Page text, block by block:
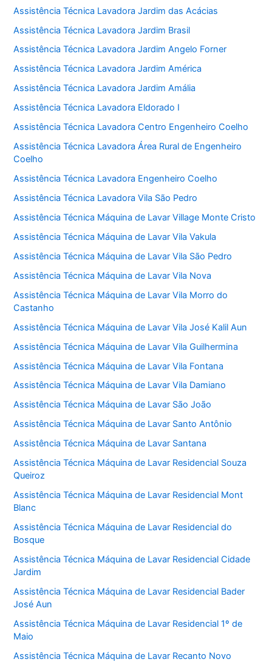
Assistência Técnica Lavadora Jardim das Acácias
Assistência Técnica Lavadora Jardim Brasil
Assistência Técnica Lavadora Jardim Angelo Forner
Assistência Técnica Lavadora Jardim América
Assistência Técnica Lavadora Jardim Amália
Assistência Técnica Lavadora Eldorado I
Assistência Técnica Lavadora Centro Engenheiro Coelho
Assistência Técnica Lavadora Área Rural de Engenheiro
Coelho
Assistência Técnica Lavadora Engenheiro Coelho
Assistência Técnica Lavadora Vila São Pedro
Assistência Técnica Máquina de Lavar Village Monte Cristo
Assistência Técnica Máquina de Lavar Vila Vakula
Assistência Técnica Máquina de Lavar Vila São Pedro
Assistência Técnica Máquina de Lavar Vila Nova
Assistência Técnica Máquina de Lavar Vila Morro do
Castanho
Assistência Técnica Máquina de Lavar Vila José Kalil Aun
Assistência Técnica Máquina de Lavar Vila Guilhermina
Assistência Técnica Máquina de Lavar Vila Fontana
Assistência Técnica Máquina de Lavar Vila Damiano
Assistência Técnica Máquina de Lavar São João
Assistência Técnica Máquina de Lavar Santo Antônio
Assistência Técnica Máquina de Lavar Santana
Assistência Técnica Máquina de Lavar Residencial Souza
Queiroz
Assistência Técnica Máquina de Lavar Residencial Mont
Blanc
Assistência Técnica Máquina de Lavar Residencial do
Bosque
Assistência Técnica Máquina de Lavar Residencial Cidade
Jardim
Assistência Técnica Máquina de Lavar Residencial Bader
José Aun
Assistência Técnica Máquina de Lavar Residencial 1º de
Maio
Assistência Técnica Máquina de Lavar Recanto Novo